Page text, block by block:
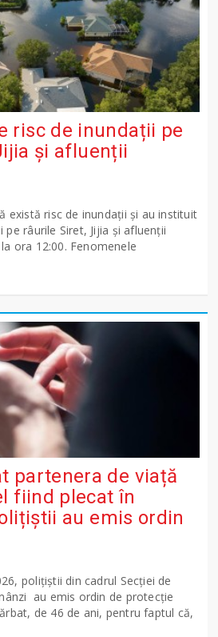
risc de inundații pe
și afluenții
există risc de inundații și au instituit
pe râurile Siret, Jijia și afluenții
ora 12:00. Fenomenele
partenera de viață
fiind plecat în
au emis ordin
polițiștii din cadrul Secției de
au emis ordin de protecție
de 46 de ani, pentru faptul că,